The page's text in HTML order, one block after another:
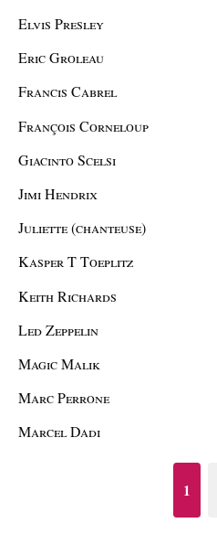
Elvis Presley
Eric Groleau
Francis Cabrel
François Corneloup
Giacinto Scelsi
Jimi Hendrix
Juliette (chanteuse)
Kasper T Toeplitz
Keith Richards
Led Zeppelin
Magic Malik
Marc Perrone
Marcel Dadi
1